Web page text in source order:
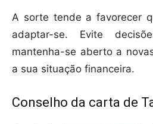
A sorte tende a favorecer
adaptar-se. Evite
mantenha-se aberto a
a sua situação financeira.
Conselho da carta de